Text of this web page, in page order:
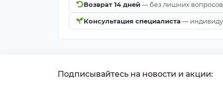
Возврат 14 дней— без лишних вопросов
Консультация специалиста —
Подписывайтесь на новости и акции: